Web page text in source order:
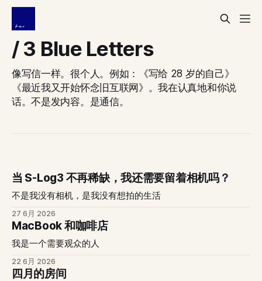
/ 3 Blue Letters
像写信一样。很个人。例如：《写给 28 岁的自己》
《最近我又开始怀念旧互联网》。我在认真地和你说
话。不是发内容。是通信。
当 S-Log3 不再稀缺，我还需要留着相机吗？
不是我没有相机，是我没有想拍的生活
27 6月 2026
MacBook 和咖啡店
我是一个需要观众的人
22 6月 2026
四月的房间